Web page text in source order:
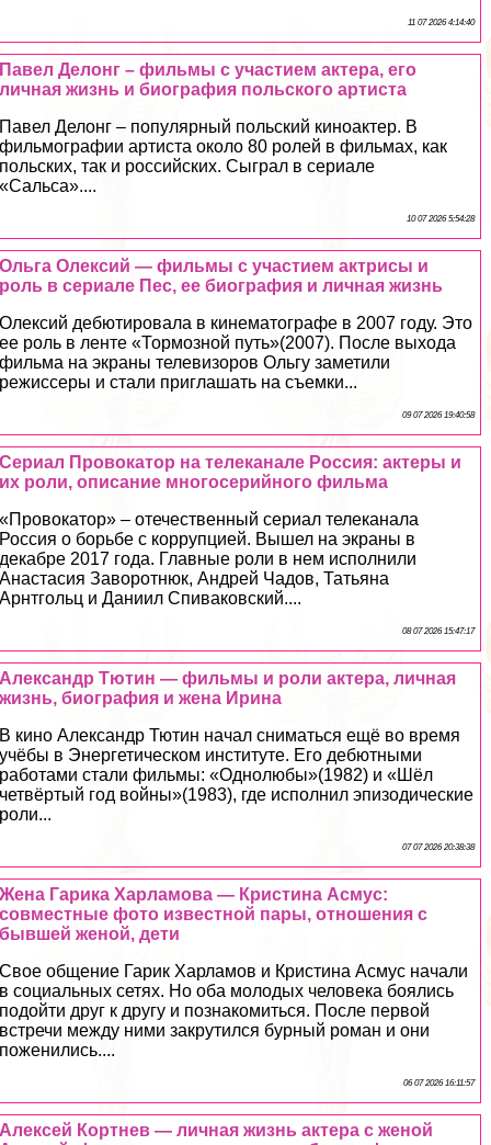
11 07 2026 4:14:40
Павел Делонг – фильмы с участием актера, его
личная жизнь и биография польского артиста
Павел Делонг – популярный польский киноактер. В
фильмографии артиста около 80 ролей в фильмах, как
польских, так и российских. Сыграл в сериале
«Сальса»....
10 07 2026 5:54:28
Ольга Олексий — фильмы с участием актрисы и
роль в сериале Пес, ее биография и личная жизнь
Олексий дебютировала в кинематографе в 2007 году. Это
ее роль в ленте «Тормозной путь»(2007). После выхода
фильма на экраны телевизоров Ольгу заметили
режиссеры и стали приглашать на съемки...
09 07 2026 19:40:58
Сериал Провокатор на телеканале Россия: актеры и
их роли, описание многосерийного фильма
«Провокатор» – отечественный сериал телеканала
Россия о борьбе с коррупцией. Вышел на экраны в
декабре 2017 года. Главные роли в нем исполнили
Анастасия Заворотнюк, Андрей Чадов, Татьяна
Арнтгольц и Даниил Спиваковский....
08 07 2026 15:47:17
Александр Тютин — фильмы и роли актера, личная
жизнь, биография и жена Ирина
В кино Александр Тютин начал сниматься ещё во время
учёбы в Энергетическом институте. Его дебютными
работами стали фильмы: «Однолюбы»(1982) и «Шёл
четвёртый год войны»(1983), где исполнил эпизодические
роли...
07 07 2026 20:38:38
Жена Гарика Харламова — Кристина Асмус:
совместные фото известной пары, отношения с
бывшей женой, дети
Свое общение Гарик Харламов и Кристина Асмус начали
в социальных сетях. Но оба молодых человека боялись
подойти друг к другу и познакомиться. После первой
встречи между ними закрутился бурный роман и они
поженились....
06 07 2026 16:11:57
Алексей Кортнев — личная жизнь актера с женой